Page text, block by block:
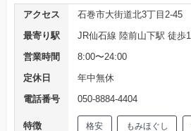
アクセス
石巻市大街道北3丁目2-45
最寄り駅
JR仙石線 陸前山下駅 徒歩
営業時間
8:00〜24:00
定休日
年中無休
電話番号
050-8884-4404
特徴 格安 もみほぐし